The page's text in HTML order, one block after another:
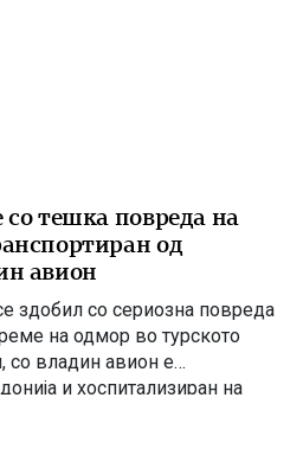
тешка повреда на
од
авион
здобил со сериозна повреда
на одмор во турското
со владин авион е
и хоспитализиран на
за трауматологија,